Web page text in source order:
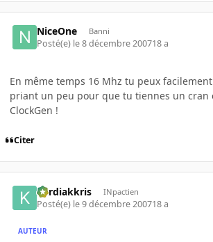
NiceOne Banni
Posté(e) le 8 décembre 200718 a
En même temps 16 Mhz tu peux
priant un peu pour que tu tiennes un cran
ClockGen !
Citer
kardiakkris INpactien
Posté(e) le 9 décembre 200718 a
AUTEUR